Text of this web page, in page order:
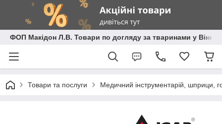
ФОП Макідон Л.В. Товари по догляду за тваринами у
Товари та послуги Медичний інструментарій, шприци,